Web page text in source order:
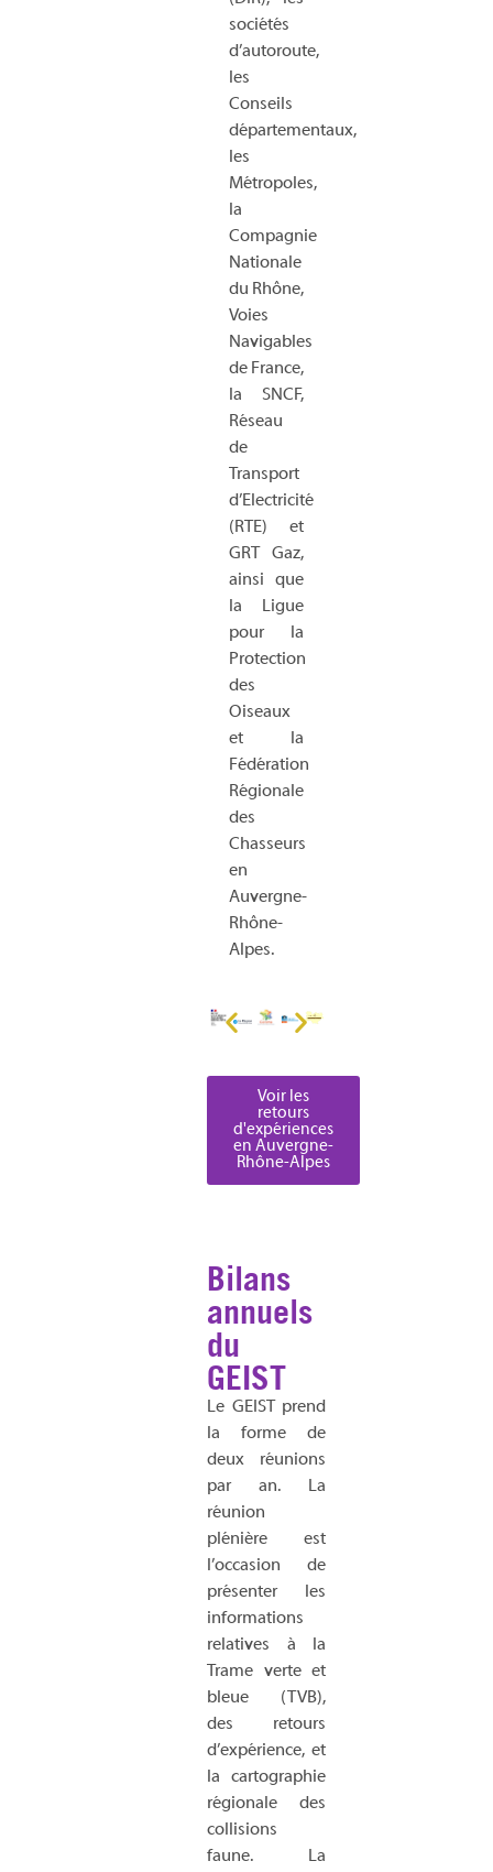
sociétés
d’autoroute,
les
Conseils
départementaux,
les
Métropoles,
la
Compagnie
Nationale
du Rhône,
Voies
Navigables
de France,
la SNCF,
Réseau
de
Transport
d’Electricité
(RTE) et
GRT Gaz,
ainsi que
la Ligue
pour la
Protection
des
Oiseaux
et la
Fédération
Régionale
des
Chasseurs
en
Auvergne-
Rhône-
Alpes.
Voir les
retours
d'expériences
en Auvergne-
Rhône-Alpes
Bilans
annuels
du
GEIST
Le GEIST prend
la forme de
deux réunions
par an. La
réunion
plénière est
l’occasion de
présenter les
informations
relatives à la
Trame verte et
bleue (TVB),
des retours
d’expérience, et
la cartographie
régionale des
collisions
faune. La